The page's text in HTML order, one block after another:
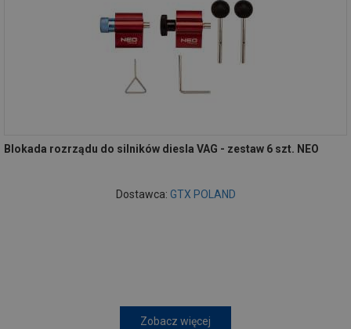
Blokada rozrządu do silników diesla VAG - zestaw 6 szt. NEO
Dostawca: GTX POLAND
Zobacz więcej